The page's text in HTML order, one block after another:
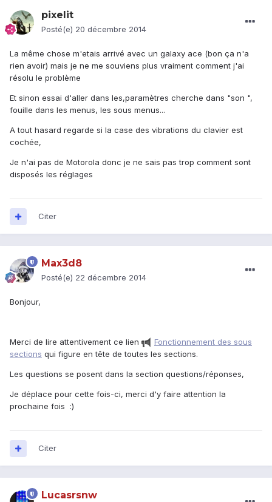
pixelit
Posté(e) 20 décembre 2014
La même chose m'etais arrivé avec un galaxy ace (bon ça n'a
rien avoir) mais je ne me souviens plus vraiment comment j'ai
résolu le problème
Et sinon essai d'aller dans les,paramètres cherche dans "son ",
fouille dans les menus, les sous menus...
A tout hasard regarde si la case des vibrations du clavier est
cochée,
Je n'ai pas de Motorola donc je ne sais pas trop comment sont
disposés les réglages
Citer
Max3d8
Posté(e) 22 décembre 2014
Bonjour,
Merci de lire attentivement ce lien
Fonctionnement des sous
sections qui figure en tête de toutes les sections.
Les questions se posent dans la section questions/réponses,
Je déplace pour cette fois-ci, merci d'y faire attention la
prochaine fois :)
Citer
Lucasrsnw